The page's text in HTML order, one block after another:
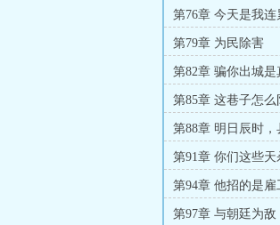
第76章 今天是我连
第79章 为民除害
第82章 骗你出城是
第85章 这巷子怎
第88章 明日辰时
第91章 你们这些天
第94章 他招的是
第97章 与朝廷为敌